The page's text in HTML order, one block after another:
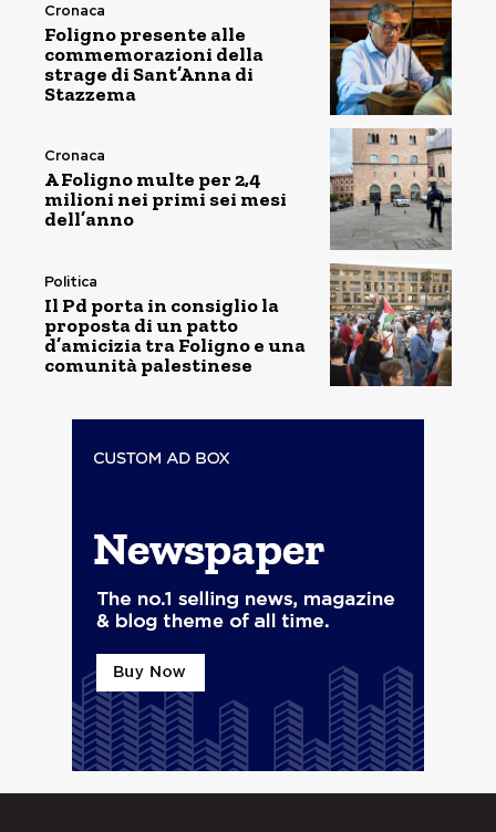
Cronaca
Foligno presente alle
commemorazioni della
strage di Sant’Anna di
Stazzema
Cronaca
A Foligno multe per 2,4
milioni nei primi sei mesi
dell’anno
Politica
Il Pd porta in consiglio la
proposta di un patto
d’amicizia tra Foligno e una
comunità palestinese